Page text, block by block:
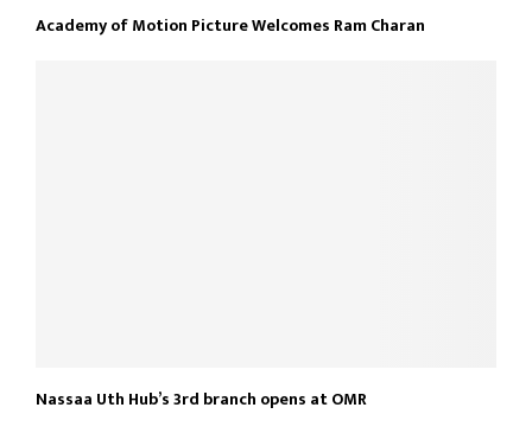
Academy of Motion Picture Welcomes Ram Charan
Nassaa Uth Hub’s 3rd branch opens at OMR